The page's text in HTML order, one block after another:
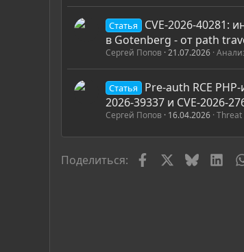
Статья
CVE-2026-40281:
в Gotenberg - от path
Сергей Попов 21.07.2026
Статья
Pre-auth RCE
2026-39337 и CVE-2026-
Сергей Попов 16.04.2026 Threat
Поделиться: FacebookBluesky